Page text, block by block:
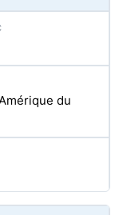
du